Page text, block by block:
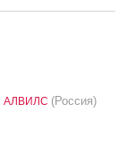
АЛВИЛС (Россия)